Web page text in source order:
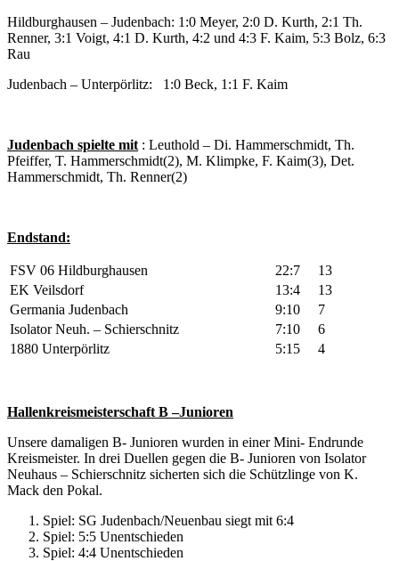
Hildburghausen – Judenbach: 1:0 Meyer, 2:0 D. Kurth, 2:1 Th.
Renner, 3:1 Voigt, 4:1 D. Kurth, 4:2 und 4:3 F. Kaim, 5:3 Bolz, 6:3
Rau
Judenbach – Unterpörlitz: 1:0 Beck, 1:1 F. Kaim
Judenbach spielte mit : Leuthold – Di. Hammerschmidt, Th.
Pfeiffer, T. Hammerschmidt(2), M. Klimpke, F. Kaim(3), Det.
Hammerschmidt, Th. Renner(2)
Endstand:
FSV 06 Hildburghausen 22:7
13
EK Veilsdorf
13:4
13
Germania Judenbach
9:10
7
Isolator Neuh. – Schierschnitz
7:10
6
1880 Unterpörlitz
5:15 4
Hallenkreismeisterschaft B –Junioren
Unsere damaligen B- Junioren wurden in einer Mini- Endrunde
Kreismeister. In drei Duellen gegen die B- Junioren von Isolator
Neuhaus – Schierschnitz sicherten sich die Schützlinge von K.
Mack den Pokal.
Spiel: SG Judenbach/Neuenbau siegt mit 6:4
Spiel: 5:5 Unentschieden
Spiel: 4:4 Unentschieden